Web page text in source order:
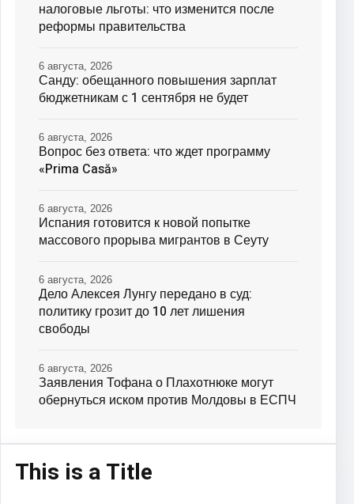
налоговые льготы: что изменится после
реформы правительства
Санду: обещанного повышения зарплат
бюджетникам с 1 сентября не будет
6 августа, 2026
Вопрос без ответа: что ждет программу
«Prima Casă»
6 августа, 2026
Испания готовится к новой попытке
массового прорыва мигрантов в Сеуту
6 августа, 2026
Дело Алексея Лунгу передано в суд:
политику грозит до 10 лет лишения
свободы
6 августа, 2026
Заявления Тофана о Плахотнюке могут
обернуться иском против Молдовы в ЕСПЧ
6 августа, 2026
This is a Title